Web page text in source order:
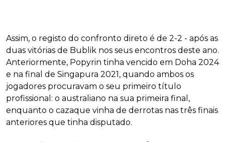
Assim, o registo do confronto direto é de 2-2 - após as
duas vitórias de Bublik nos seus encontros deste ano.
Anteriormente, Popyrin tinha vencido em Doha 2024
e na final de Singapura 2021, quando ambos os
jogadores procuravam o seu primeiro título
profissional: o australiano na sua primeira final,
enquanto o cazaque vinha de derrotas nas três finais
anteriores que tinha disputado.